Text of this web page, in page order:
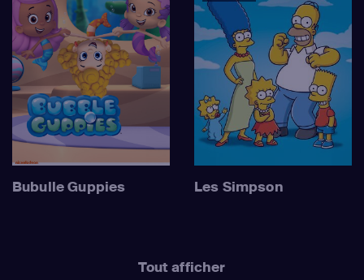
Bubulle Guppies Les Simpson
Tout afficher